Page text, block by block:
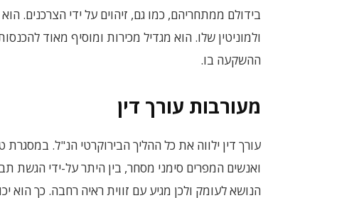
בידולם ממתחריהם, כמו גם, זיהוים על ידי הצרכנים.
ולמוניטין שלו. הוא מגדיל מכירות ומוסיף מאוד
ההשקעה בו.
מעורבות עורך דין
עורך דין ילווה את כל ההליך הבירוקרטי הנ"ל. במסגרת
ואנשים המפרים סימני מסחר, בין היתר על-ידי הגשת
הנושא לעומק ולכן מגיע עם זווית ראיה רחבה. כך הוא